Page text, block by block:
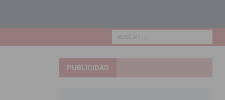
PUBLICIDAD